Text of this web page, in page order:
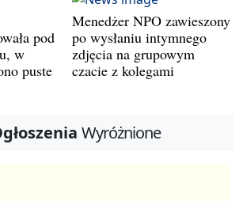
pod
w
puste
Menedżer NPO zawieszony
po wysłaniu intymnego
zdjęcia na grupowym
czacie z kolegami
Wyróżnione